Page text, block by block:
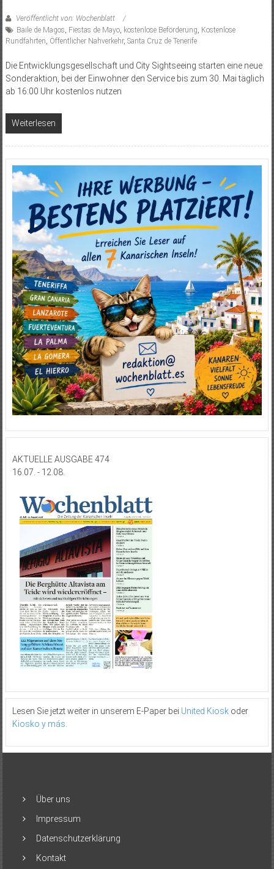
Veröffentlicht von: Wochenblatt
Baile de Magos Fiestas de Mayo, kostenlose Beförderung Kostenlose
Rundfahrten Öffentlicher Nahverkehr, Santa Cruz de Tenerife
Die Entwicklungsgesellschaft und City Sightseeing starten eine neue
Sonderaktion, bei der Einwohner den Service bis zum 30. Mai täglich
ab 16:00 Uhr kostenlos nutzen
Weiterlesen
AKTUELLE AUSGABE 474
16.07. - 12.08.
Lesen Sie jetzt weiter in unserem E-Paper bei United Kioskoder
Kiosko y más.
Über uns
Impressum
Datenschutzerklärung
Kontakt